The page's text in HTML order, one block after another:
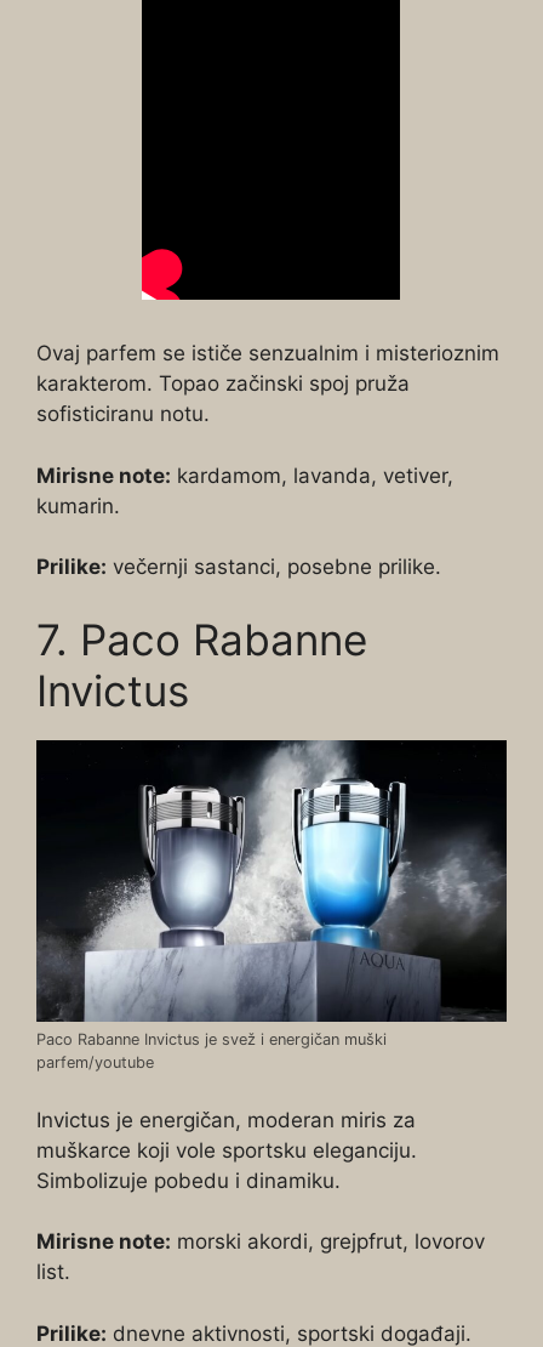
Ovaj parfem se ističe senzualnim i misterioznim
karakterom. Topao začinski spoj pruža
sofisticiranu notu.
Mirisne note: kardamom, lavanda, vetiver,
kumarin.
Prilike: večernji sastanci, posebne prilike.
7. Paco Rabanne
Invictus
Paco Rabanne Invictus je svež i energičan muški
parfem/youtube
Invictus je energičan, moderan miris za
muškarce koji vole sportsku eleganciju.
Simbolizuje pobedu i dinamiku.
Mirisne note: morski akordi, grejpfrut, lovorov
list.
Prilike: dnevne aktivnosti, sportski događaji.